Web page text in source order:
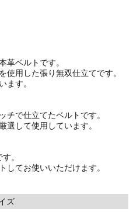
革ベルトです。
使用した張り無双仕立てです。
ます。
チで仕立てたベルトです。
選して使用しています。
。
してお使いいただけます。
ズ